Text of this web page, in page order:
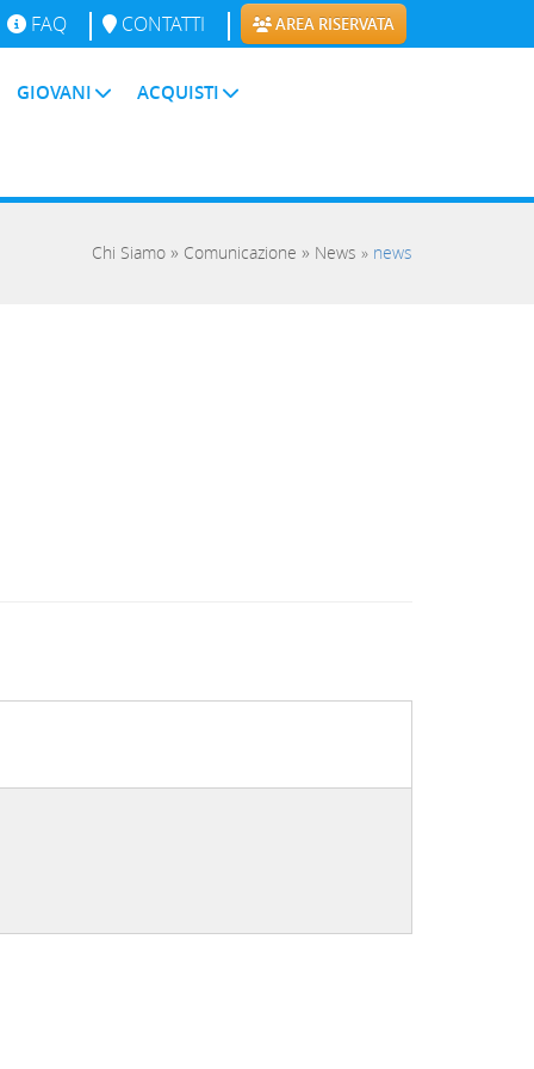
FAQ CONTATTI AREA RISERVATA
GIOVANI ACQUISTI
Chi Siamo » Comunicazione » News » news